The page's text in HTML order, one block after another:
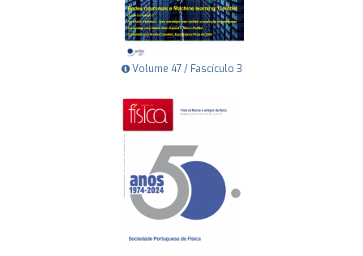
Volume 47 / Fascículo 3